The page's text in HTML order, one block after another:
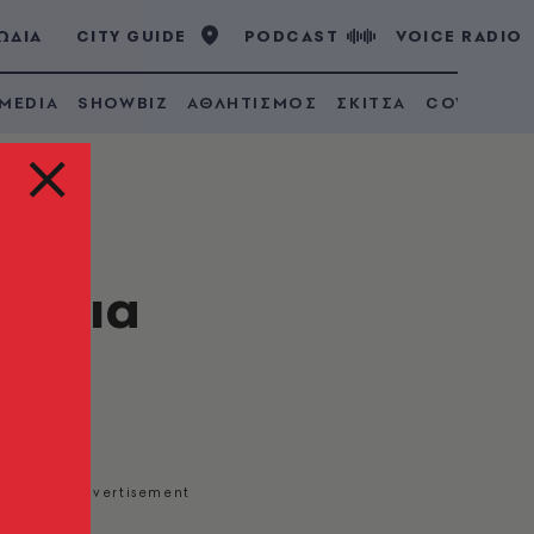
CITY GUIDE PODCAST VOICE RADIO
SHOWBIZ ΑΘΛΗΤΙΣΜΟΣ ΣΚΙΤΣΑ COVID 19
για